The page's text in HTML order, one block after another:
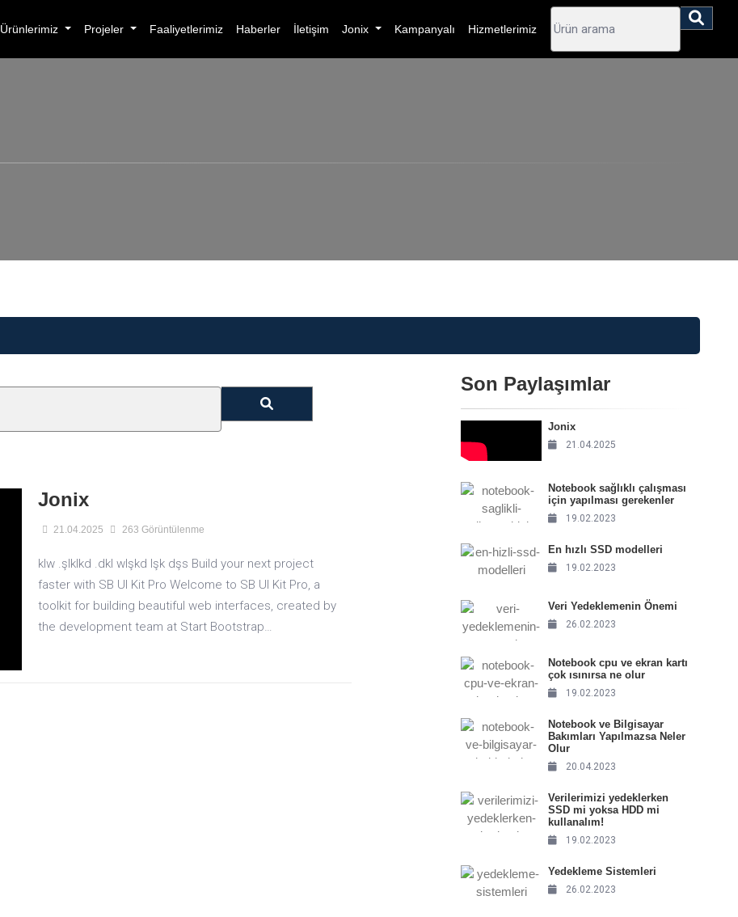
Ürünlerimiz Projeler Faaliyetlerimiz Haberler İletişim Jonix Kampanyalı Hizmetlerimiz
Jonix
21.04.2025 263 Görüntülenme
klw .şlklkd .dkl wlşkd lşk dşs Build your next project
faster with SB UI Kit Pro Welcome to SB UI Kit Pro, a
toolkit for building beautiful web interfaces, created by
the development team at Start Bootstrap…
Son Paylaşımlar
Jonix
21.04.2025
Notebook sağlıklı çalışması
için yapılması gerekenler
19.02.2023
En hızlı SSD modelleri
19.02.2023
Veri Yedeklemenin Önemi
26.02.2023
Notebook cpu ve ekran kartı
çok ısınırsa ne olur
19.02.2023
Notebook ve Bilgisayar
Bakımları Yapılmazsa Neler
Olur
20.04.2023
Verilerimizi yedeklerken
SSD mi yoksa HDD mi
kullanalım!
19.02.2023
Yedekleme Sistemleri
26.02.2023